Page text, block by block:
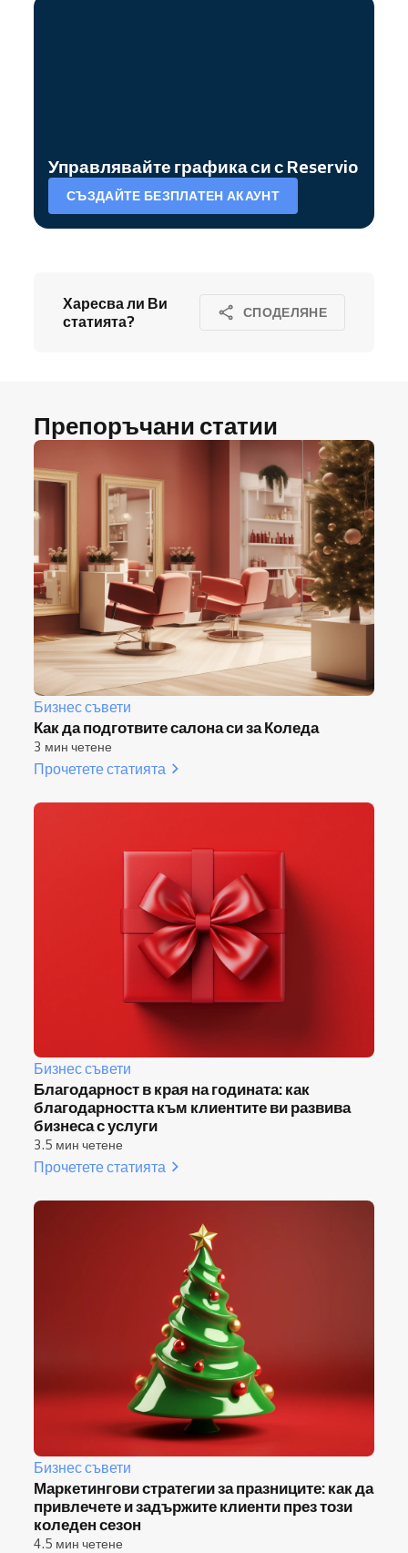
Управлявайте графика си с Reservio
СЪЗДАЙТЕ БЕЗПЛАТЕН АКАУНТ
Харесва ли Ви
статията?
СПОДЕЛЯНЕ
Препоръчани статии
Бизнес съвети
Как да подготвите салона си за Коледа
3 мин четене
Прочетете статията
Бизнес съвети
Благодарност в края на годината: как
благодарността към клиентите ви развива
бизнеса с услуги
3.5 мин четене
Прочетете статията
Бизнес съвети
Маркетингови стратегии за празниците: как да
привлечете и задържите клиенти през този
коледен сезон
4.5 мин четене